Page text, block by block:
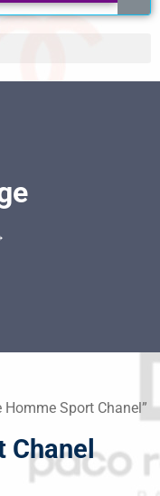
Sport Chanel”
Chanel